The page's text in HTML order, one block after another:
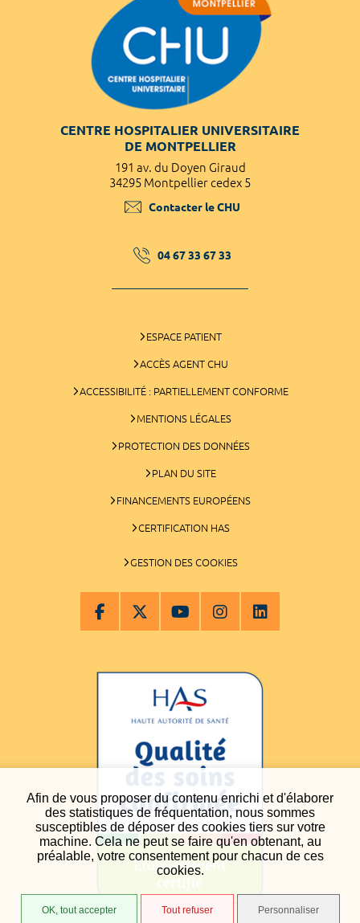
Afin de vous proposer du contenu enrichi et d'élaborer
des statistiques de fréquentation, nous sommes
susceptibles de déposer des cookies tiers sur votre
machine. Cela ne peut se faire qu'en obtenant, au
préalable, votre consentement pour chacun de ces
cookies.
OK, tout accepter Tout refuser Personnaliser
CENTRE HOSPITALIER UNIVERSITAIRE
DE MONTPELLIER
191 av. du Doyen Giraud
34295 Montpellier cedex 5
Contacter le CHU
04 67 33 67 33
ESPACE PATIENT
ACCÈS AGENT CHU
ACCESSIBILITÉ : PARTIELLEMENT CONFORME
MENTIONS LÉGALES
PROTECTION DES DONNÉES
PLAN DU SITE
FINANCEMENTS EUROPÉENS
CERTIFICATION HAS
GESTION DES COOKIES